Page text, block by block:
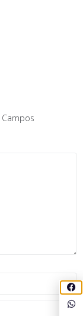
Campos